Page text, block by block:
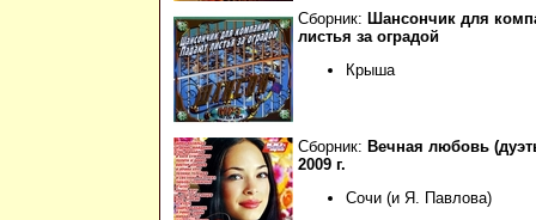
Сборник: Шансончик для
листья за оградой
Крыша
Сборник: Вечная любовь
2009 г.
Сочи (и Я. Павлова)